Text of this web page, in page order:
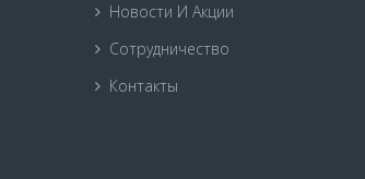
Новости И Акции
Сотрудничество
Контакты